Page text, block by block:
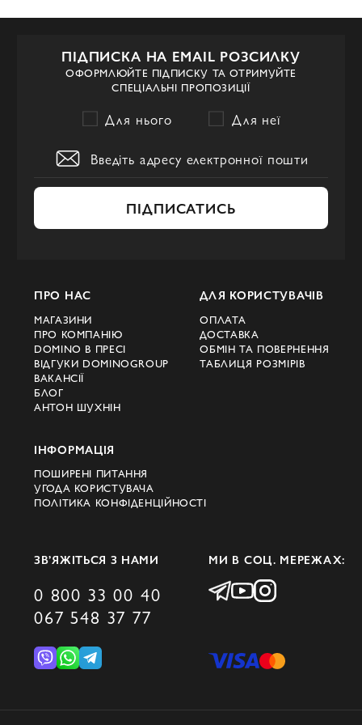
ПІДПИСКА НА EMAIL РОЗСИЛКУ
ОФОРМЛЮЙТЕ ПІДПИСКУ ТА ОТРИМУЙТЕ
СПЕЦІАЛЬНІ ПРОПОЗИЦІЇ
Для нього Для неї
ПІДПИСАТИСЬ
ПРО НАС
МАГАЗИНИ
ПРО КОМПАНІЮ
DOMINO В ПРЕСІ
ВІДГУКИ DOMINOGROUP
ВАКАНСІЇ
БЛОГ
АНТОН ШУХНІН
ДЛЯ КОРИСТУВАЧІВ
ОПЛАТА
ДОСТАВКА
ОБМІН ТА ПОВЕРНЕННЯ
ТАБЛИЦЯ РОЗМІРІВ
ІНФОРМАЦІЯ
ПОШИРЕНІ ПИТАННЯ
УГОДА КОРИСТУВАЧА
ПОЛІТИКА КОНФІДЕНЦІЙНОСТІ
ЗВ’ЯЖІТЬСЯ З НАМИ
0 800 33 00 40
067 548 37 77
МИ В СОЦ. МЕРЕЖАХ: